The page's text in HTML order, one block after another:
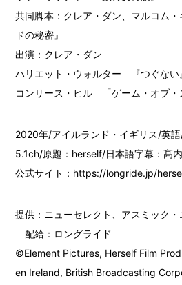
共同脚本：クレア・ダン、マルコム
ドの秘密』
出演：クレア・ダン
ハリエット・ウォルター 『つぐない
コンリース・ヒル 「ゲーム・オブ・
2020年/アイルランド・イギリス/英
5.1ch/原題：herself/日本語字幕：髙
公式サイト：https://longride.jp/
提供：ニューセレクト、アスミック
配給：ロングライド
©Element Pictures, Herself Film
en Ireland, British Broadcasting